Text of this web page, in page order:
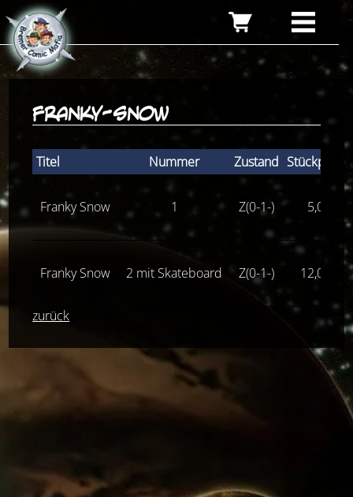
franky-snow
Titel Nummer Zustand Stückpreis
Franky Snow 1 Z(0-1-) 5,00
Franky Snow 2 mit Skateboard Z(0-1-) 12,00
zurück